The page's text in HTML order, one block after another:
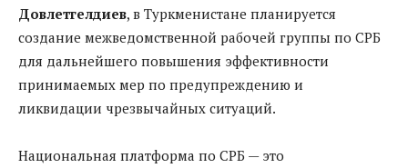
Довлетгелдиев, в Туркменистане планируется
создание межведомственной рабочей группы по СРБ
для дальнейшего повышения эффективности
принимаемых мер по предупреждению и
ликвидации чрезвычайных ситуаций.
Национальная платформа по СРБ — это